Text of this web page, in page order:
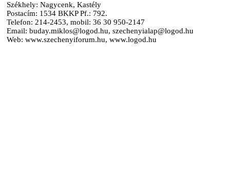
Székhely: Nagycenk, Kastély
Postacím: 1534 BKKP Pf.: 792.
Telefon: 214-2453, mobil: 36 30 950-2147
Email: buday.miklos@logod.hu, szechenyialap@logod.hu
Web: www.szechenyiforum.hu, www.logod.hu